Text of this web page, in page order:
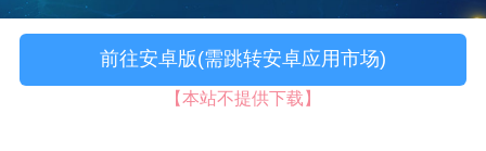
前往安卓版(需跳转安卓应用市场)
【本站不提供下载】